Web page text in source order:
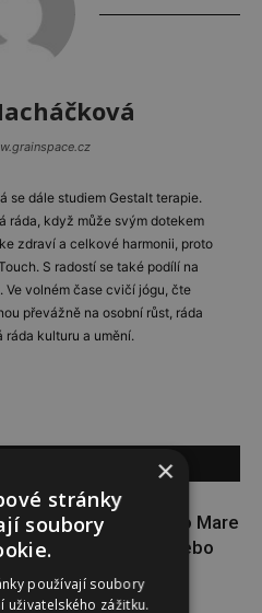
se dále studiem Gestalt terapie.
ráda, když může svým dotekem
zdraví a celkové harmonii, proto
S radostí se také podílí na
Ve volném čase cvičí jógu, čte
převážně na osobní růst, ráda
ráda kulturu a umění.
do letní soutěže s Rio Mare
iWatch Series 11 nebo
jógamatku
×
stránky
soubory
používají soubory
uživatelského zážitku.